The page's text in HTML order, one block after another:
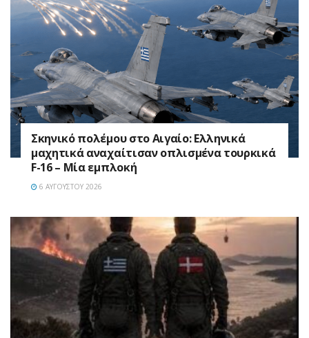
Σκηνικό πολέμου στο Αιγαίο: Ελληνικά
μαχητικά αναχαίτισαν οπλισμένα τουρκικά
F-16 – Μία εμπλοκή
6 ΑΥΓΟΎΣΤΟΥ 2026